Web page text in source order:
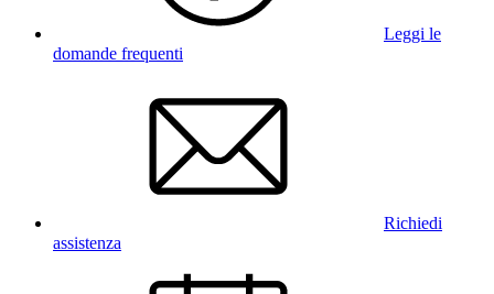
Leggi le
domande frequenti
Richiedi
assistenza